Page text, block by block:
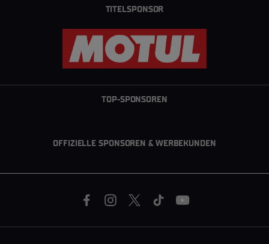
TITELSPONSOR
TOP-SPONSOREN
OFFIZIELLE SPONSOREN & WERBEKUNDEN